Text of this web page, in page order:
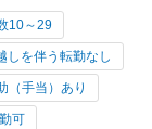
10～29
しを伴う転勤なし
（手当）あり
可